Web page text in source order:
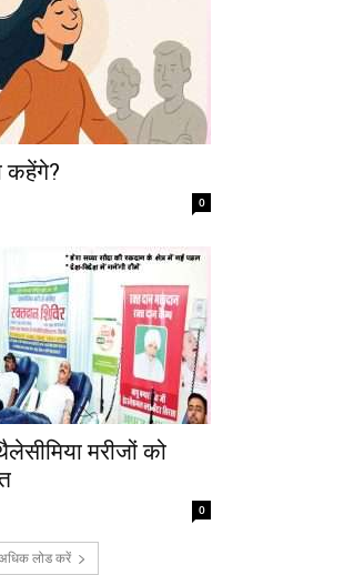
कहेंगे?
0
मरीजों को
0
लोड करें